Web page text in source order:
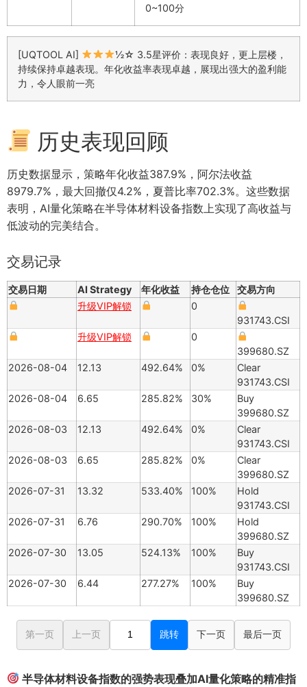
0~100分
[UQTOOL AI]
½☆ 3.5星评价：表现良好，更上层楼，
持续保持卓越表现。年化收益率表现卓越，展现出强大的盈利能
力，令人眼前一亮
历史表现回顾
历史数据显示，策略年化收益387.9%，阿尔法收益
8979.7%，最大回撤仅4.2%，夏普比率702.3%。这些数据
表明，AI量化策略在半导体材料设备指数上实现了高收益与
低波动的完美结合。
交易记录
交易日期 AI Strategy 年化收益 持仓仓位
交易方向
升级VIP解锁
0
931743.CSI
升级VIP解锁
0
399680.SZ
2026-08-04
12.13 492.64% 0%
Clear
931743.CSI
2026-08-04
6.65 285.82% 30%
Buy
399680.SZ
2026-08-03
12.13 492.64% 0%
Clear
931743.CSI
2026-08-03
6.65 285.82% 0%
Clear
399680.SZ
2026-07-31
13.32 533.40% 100%
Hold
931743.CSI
2026-07-31
6.76 290.70% 100%
Hold
399680.SZ
2026-07-30
13.05 524.13% 100%
Buy
931743.CSI
2026-07-30
6.44 277.27% 100%
Buy
399680.SZ
第一页 上一页 跳转 下一页 最后一页
半导体材料设备指数的强势表现叠加AI量化策略的精准指